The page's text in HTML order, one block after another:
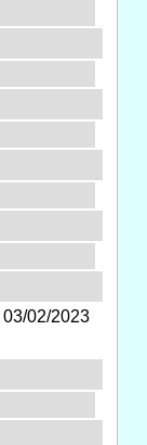
03/02/2023